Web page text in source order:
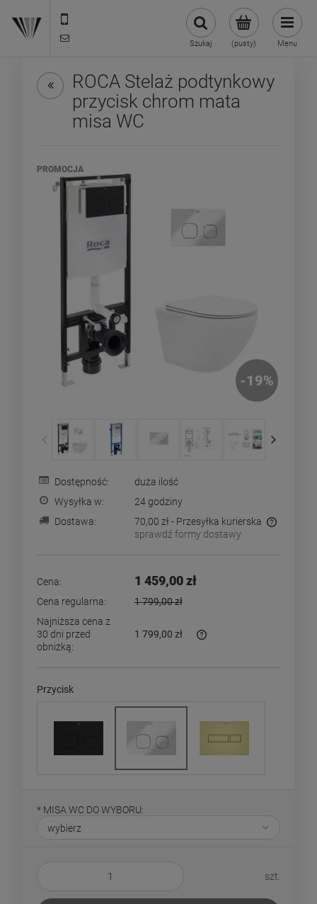
(pusty)
Szukaj Menu
ROCA Stelaż podtynkowy
przycisk chrom mata
misa WC
PROMOCJA
-19%
Dostępność:
duża ilość
Wysyłka w:
24 godziny
Dostawa:
70,00 zł - Przesyłka kurierska
Cena nie zawiera ewentualnych kosztów płatności
sprawdź formy dostawy
Cena: 1 459,00 zł
Cena regularna:
1 799,00 zł
Najniższa cena z
30 dni przed
obniżką:
1 799,00 zł
Przycisk
* MISA WC DO WYBORU:
szt.